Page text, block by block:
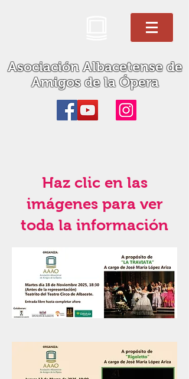
Asociación Albacetense de
Amigos de la Ópera
Haz clic en las
imágenes para ver
toda la información